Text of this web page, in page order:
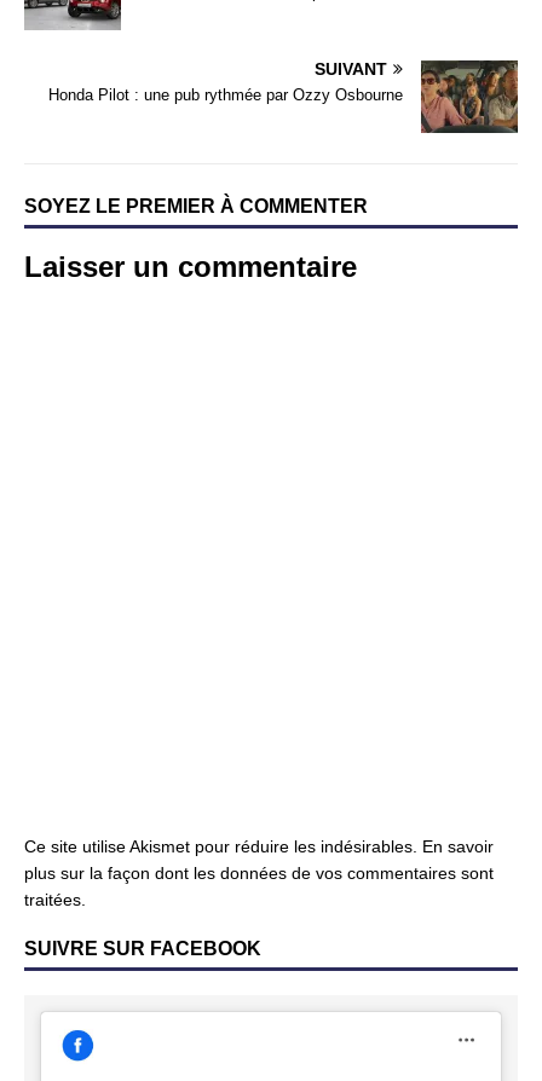
SUIVANT
Honda Pilot : une pub rythmée par Ozzy Osbourne
SOYEZ LE PREMIER À COMMENTER
Laisser un commentaire
Ce site utilise Akismet pour réduire les indésirables. En savoir
plus sur la façon dont les données de vos commentaires sont
traitées.
SUIVRE SUR FACEBOOK